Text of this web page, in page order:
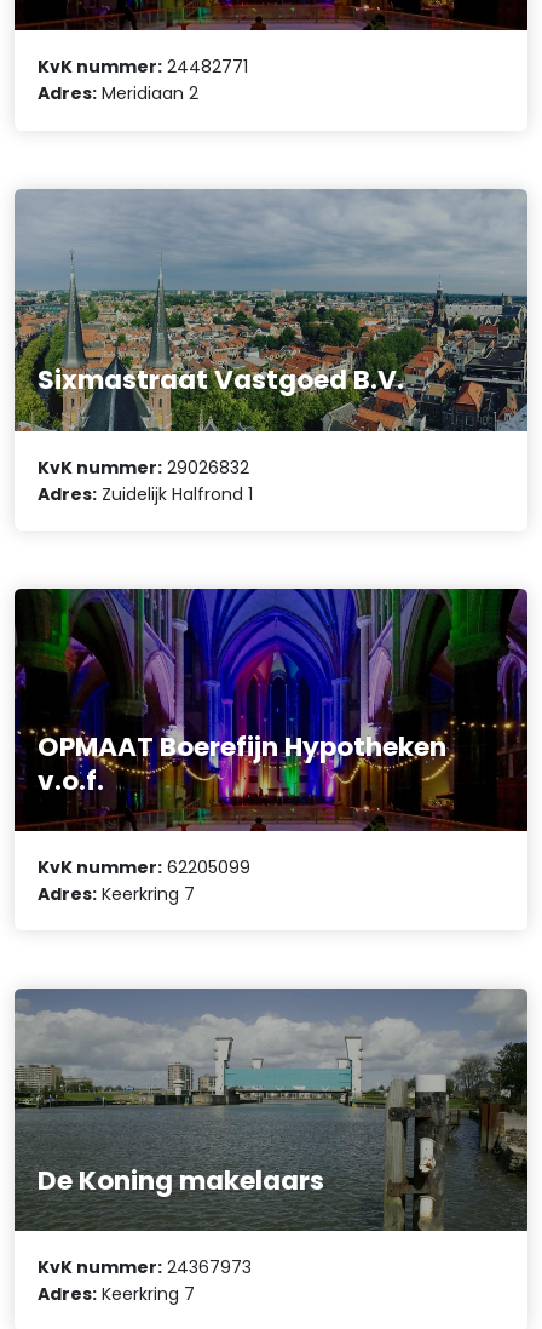
KvK nummer: 24482771
Adres: Meridiaan 2
Sixmastraat Vastgoed B.V.
KvK nummer: 29026832
Adres: Zuidelijk Halfrond 1
OPMAAT Boerefijn Hypotheken
v.o.f.
KvK nummer: 62205099
Adres: Keerkring 7
De Koning makelaars
KvK nummer: 24367973
Adres: Keerkring 7